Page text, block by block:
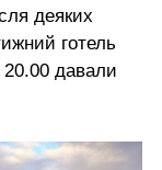
деяких
готель
20.00 давали